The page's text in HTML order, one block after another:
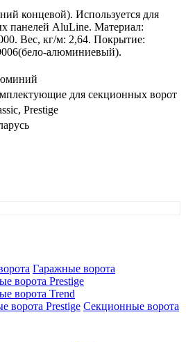
концевой). Используется для
панелей AluLine. Материал:
Вес, кг/м: 2,64. Покрытие:
алюминиевый).
для секционных ворот
Prestige
Гаражные ворота
ворота Prestige
ворота Trend
Секционные ворота